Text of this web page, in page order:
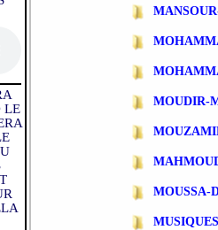
LE
MOUDIR-
MOUSSA-